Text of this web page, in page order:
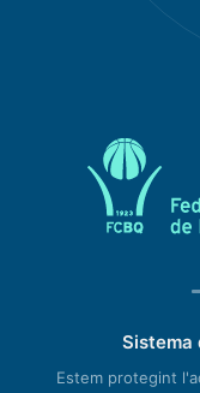
Sistema
Estem protegint